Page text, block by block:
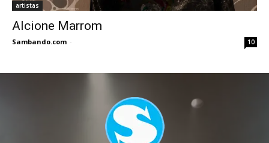
artistas
Alcione Marrom
Sambando.com - 10